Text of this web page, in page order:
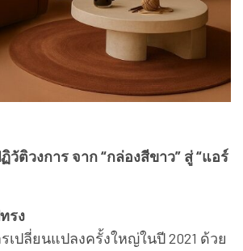
ติวงการ จาก “กล่องสีขาว” สู่ “แอร์
รง
เปลี่ยนแปลงครั้งใหญ่ในปี 2021 ด้วย